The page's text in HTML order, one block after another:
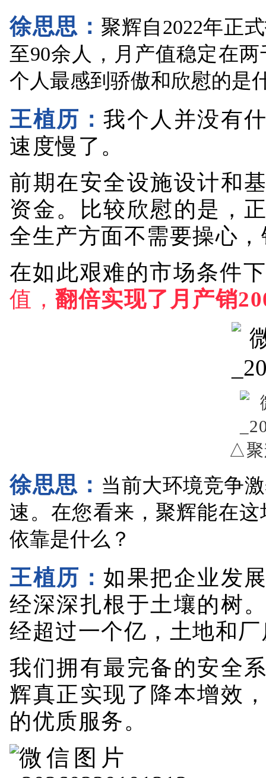
徐思思： 聚辉自2022年正
至90余人，月产值稳定在
个人最感到骄傲和欣慰的是
王植历：我个人并没有
速度慢了。
前期在安全设施设计和
资金。比较欣慰的是，
全生产方面不需要操心
在如此艰难的市场条件
值， 翻倍实现了月产销
△聚
徐思思： 当前大环境竞争
速。在您看来，聚辉能在
依靠是什么？
王植历： 如果把企业发
经深深扎根于土壤的树
经超过一个亿，土地和
我们拥有最完备的安全
辉真正实现了降本增效
的优质服务。